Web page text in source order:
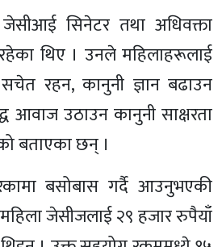
जेसीआई सिनेटर तथा अधिवक्ता
थिए । उनले महिलाहरूलाई
रहन, कानुनी ज्ञान बढाउन
आवाज उठाउन कानुनी साक्षरता
बताएका छन् ।
बसोबास गर्दै आउनुभएकी
जेसीजलाई २९ हजार रुपैयाँ